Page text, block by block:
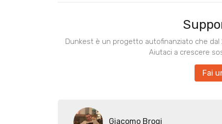
Dunkest è un progetto autofinanziato che
Aiutaci a crescere
Fai
Giacomo Brogi